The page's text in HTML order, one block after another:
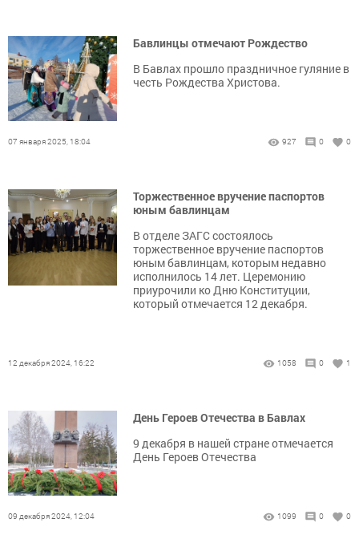
Бавлинцы отмечают Рождество
В Бавлах прошло праздничное гуляние в
честь Рождества Христова.
07 января 2025, 18:04 927 0 0
Торжественное вручение паспортов
юным бавлинцам
В отделе ЗАГС состоялось
торжественное вручение паспортов
юным бавлинцам, которым недавно
исполнилось 14 лет. Церемонию
приурочили ко Дню Конституции,
который отмечается 12 декабря.
12 декабря 2024, 16:22 1058 0 1
День Героев Отечества в Бавлах
9 декабря в нашей стране отмечается
День Героев Отечества
09 декабря 2024, 12:04 1099 0 0